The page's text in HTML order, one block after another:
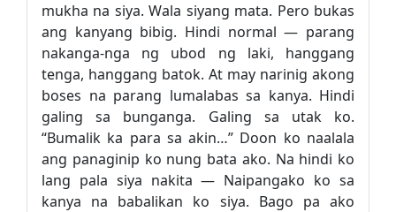
mukha na siya. Wala siyang mata. Pero bukas
ang kanyang bibig. Hindi normal — parang
nakanga-nga ng ubod ng laki, hanggang
tenga, hanggang batok. At may narinig akong
boses na parang lumalabas sa kanya. Hindi
galing sa bunganga. Galing sa utak ko.
“Bumalik ka para sa akin…” Doon ko naalala
ang panaginip ko nung bata ako. Na hindi ko
lang pala siya nakita — Naipangako ko sa
kanya na babalikan ko siya. Bago pa ako